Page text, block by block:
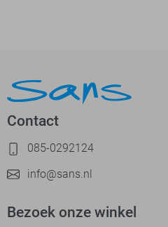
Contact
085-0292124
info@sans.nl
Bezoek onze winkel